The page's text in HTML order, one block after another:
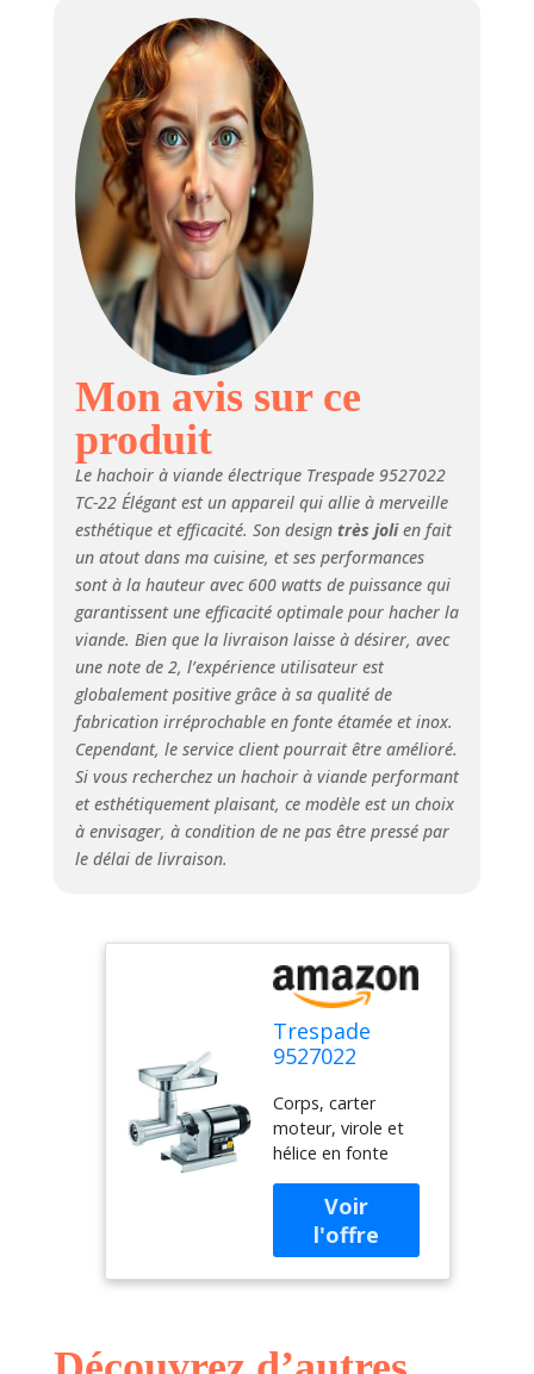
Mon avis sur ce
produit
Le hachoir à viande électrique Trespade 9527022
TC-22 Élégant est un appareil qui allie à merveille
esthétique et efficacité. Son design très jolien fait
un atout dans ma cuisine, et ses performances
sont à la hauteur avec 600 watts de puissance qui
garantissent une efficacité optimale pour hacher la
viande. Bien que la livraison laisse à désirer, avec
une note de 2, l’expérience utilisateur est
globalement positive grâce à sa qualité de
fabrication irréprochable en fonte étamée et inox.
Cependant, le service client pourrait être amélioré.
Si vous recherchez un hachoir à viande performant
et esthétiquement plaisant, ce modèle est un choix
à envisager, à condition de ne pas être pressé par
le délai de livraison.
Trespade
9527022
Viande
Electrique TC-
22 Élégant
Corps, carter
moteur, virole et
hélice en fonte
piètement en inox
600 W